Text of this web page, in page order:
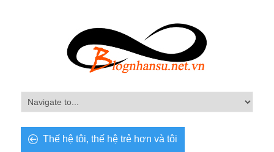
Thế hệ tôi, thế hệ trẻ hơn và tôi